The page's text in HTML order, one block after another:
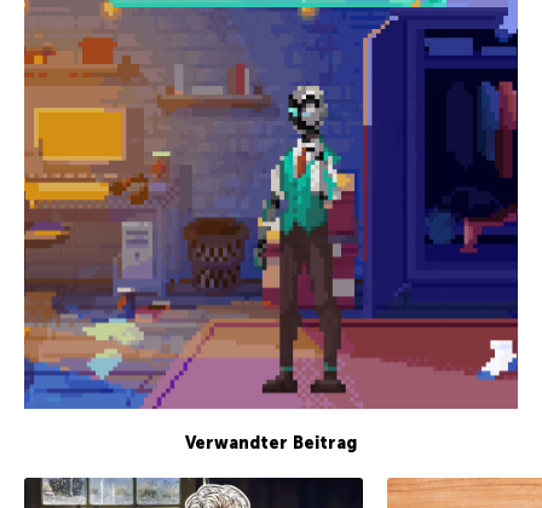
Verwandter Beitrag